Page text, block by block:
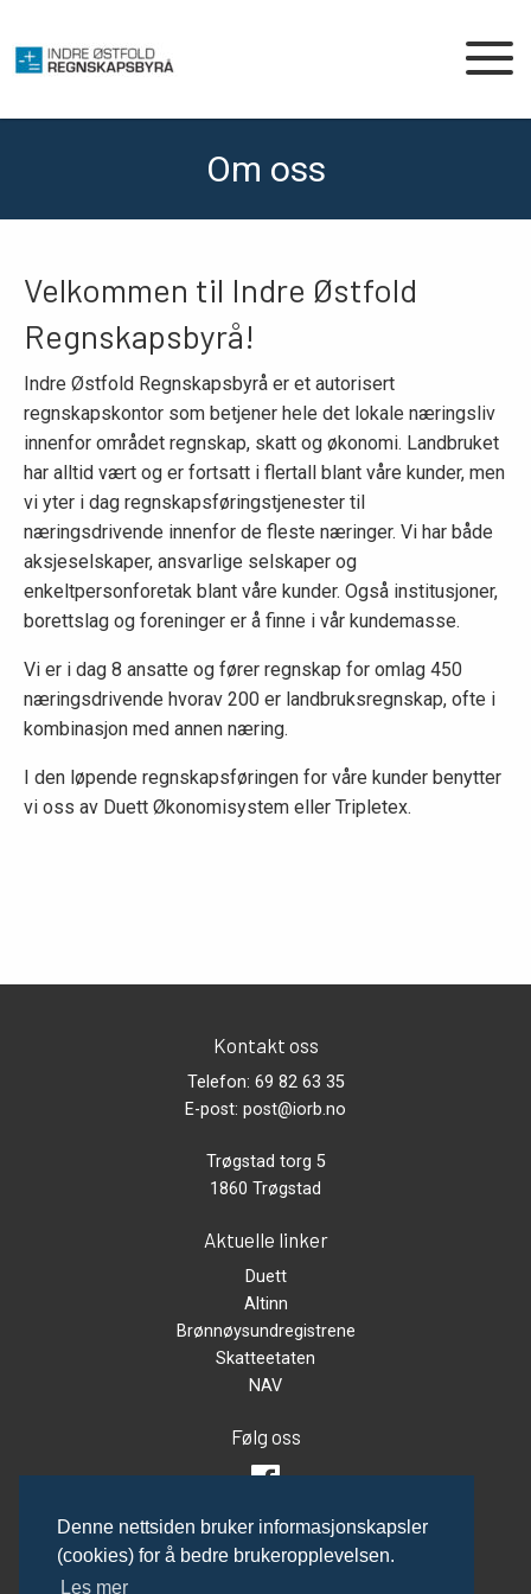
Denne nettsiden bruker informasjonskapsler
(cookies) for å bedre brukeropplevelsen.
Les mer
Om oss
Velkommen til Indre Østfold
Regnskapsbyrå!
Indre Østfold Regnskapsbyrå er et autorisert
regnskapskontor som betjener hele det lokale næringsliv
innenfor området regnskap, skatt og økonomi. Landbruket
har alltid vært og er fortsatt i flertall blant våre kunder, men
vi yter i dag regnskapsføringstjenester til
næringsdrivende innenfor de fleste næringer. Vi har både
aksjeselskaper, ansvarlige selskaper og
enkeltpersonforetak blant våre kunder. Også institusjoner,
borettslag og foreninger er å finne i vår kundemasse.
Vi er i dag 8 ansatte og fører regnskap for omlag 450
næringsdrivende hvorav 200 er landbruksregnskap, ofte i
kombinasjon med annen næring.
I den løpende regnskapsføringen for våre kunder benytter
vi oss av Duett Økonomisystem eller Tripletex.
Kontakt oss
Telefon: 69 82 63 35
E-post: post@iorb.no
Trøgstad torg 5
1860 Trøgstad
Aktuelle linker
Duett
Altinn
Brønnøysundregistrene
Skatteetaten
NAV
Følg oss